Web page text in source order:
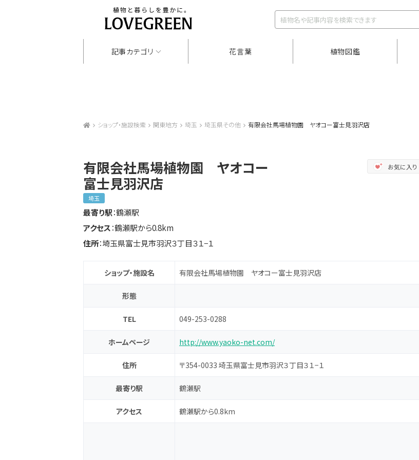
記事カテゴリ 花言葉 植物図鑑
ショップ・施設検索 関東地方 埼玉 埼玉県その他 有限会社馬場植物園 ヤオコー富士見羽沢店
有限会社馬場植物園 ヤオコー
富士見羽沢店
お気に入り
埼玉
最寄り駅：鶴瀬駅
アクセス：鶴瀬駅から0.8km
住所：埼玉県富士見市羽沢３丁目３１−１
ショップ・施設名 有限会社馬場植物園 ヤオコー富士見羽沢店
形態
TEL 049-253-0288
ホームページ http://www.yaoko-net.com/
住所 〒354-0033 埼玉県富士見市羽沢３丁目３１−１
最寄り駅 鶴瀬駅
アクセス 鶴瀬駅から0.8km